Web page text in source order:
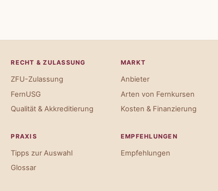
RECHT & ZULASSUNG
ZFU-Zulassung
FernUSG
Qualität & Akkreditierung
MARKT
Anbieter
Arten von Fernkursen
Kosten & Finanzierung
PRAXIS
Tipps zur Auswahl
Glossar
EMPFEHLUNGEN
Empfehlungen